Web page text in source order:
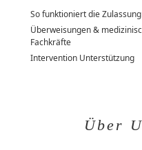
So funktioniert die Zulassung
Überweisungen &
Fachkräfte
Intervention Unterstützung
Über